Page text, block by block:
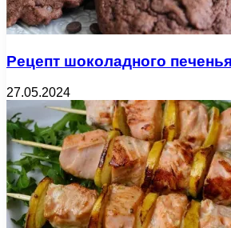
Рецепт шоколадного
27.05.2024